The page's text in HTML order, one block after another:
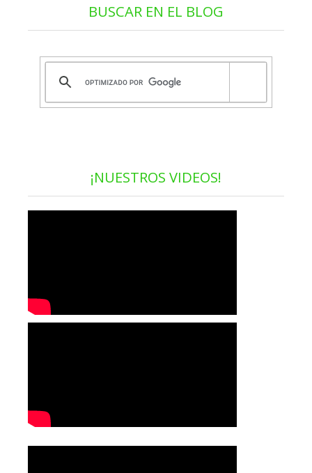
BUSCAR EN EL BLOG
¡NUESTROS VIDEOS!